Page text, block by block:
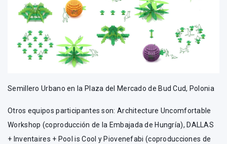
Semillero Urbano en la Plaza del Mercado de Bud Cud, Polonia
Otros equipos participantes son: Architecture Uncomfortable
Workshop (coproducción de la Embajada de Hungría), DALLAS
+ Inventaires + Pool is Cool y Piovenefabi (coproducciones de